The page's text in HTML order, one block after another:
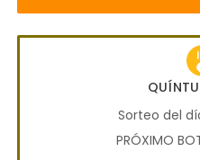
Sorteo del
PRÓXIMO